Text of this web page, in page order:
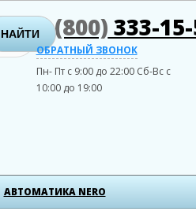
НАЙТИ8 (800) 333-
ОБРАТНЫЙ ЗВОНОК
Пн- Пт с 9:00 до 22:00 Сб-Вс с
10:00 до 19:00
АВТОМАТИКА NERO